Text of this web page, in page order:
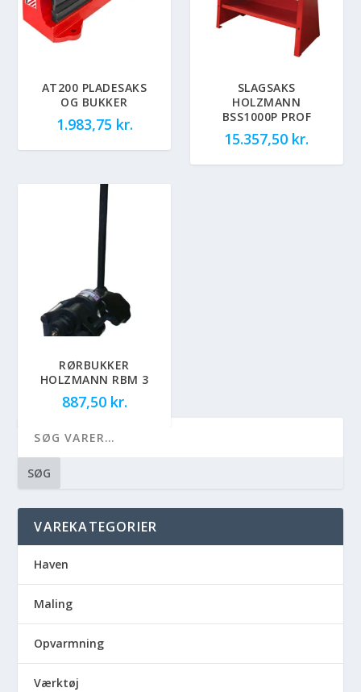
AT200 PLADESAKS
OG BUKKER
1.983,75 kr.
SLAGSAKS
HOLZMANN
BSS1000P PROF
15.357,50 kr.
RØRBUKKER
HOLZMANN RBM 3
887,50 kr.
SØG
VAREKATEGORIER
Haven
Maling
Opvarmning
Værktøj